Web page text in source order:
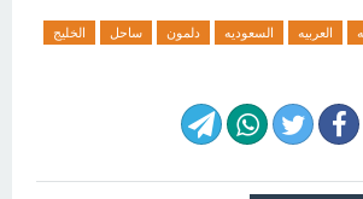
العربيه السعوديه دلمون ساحل
الخليج